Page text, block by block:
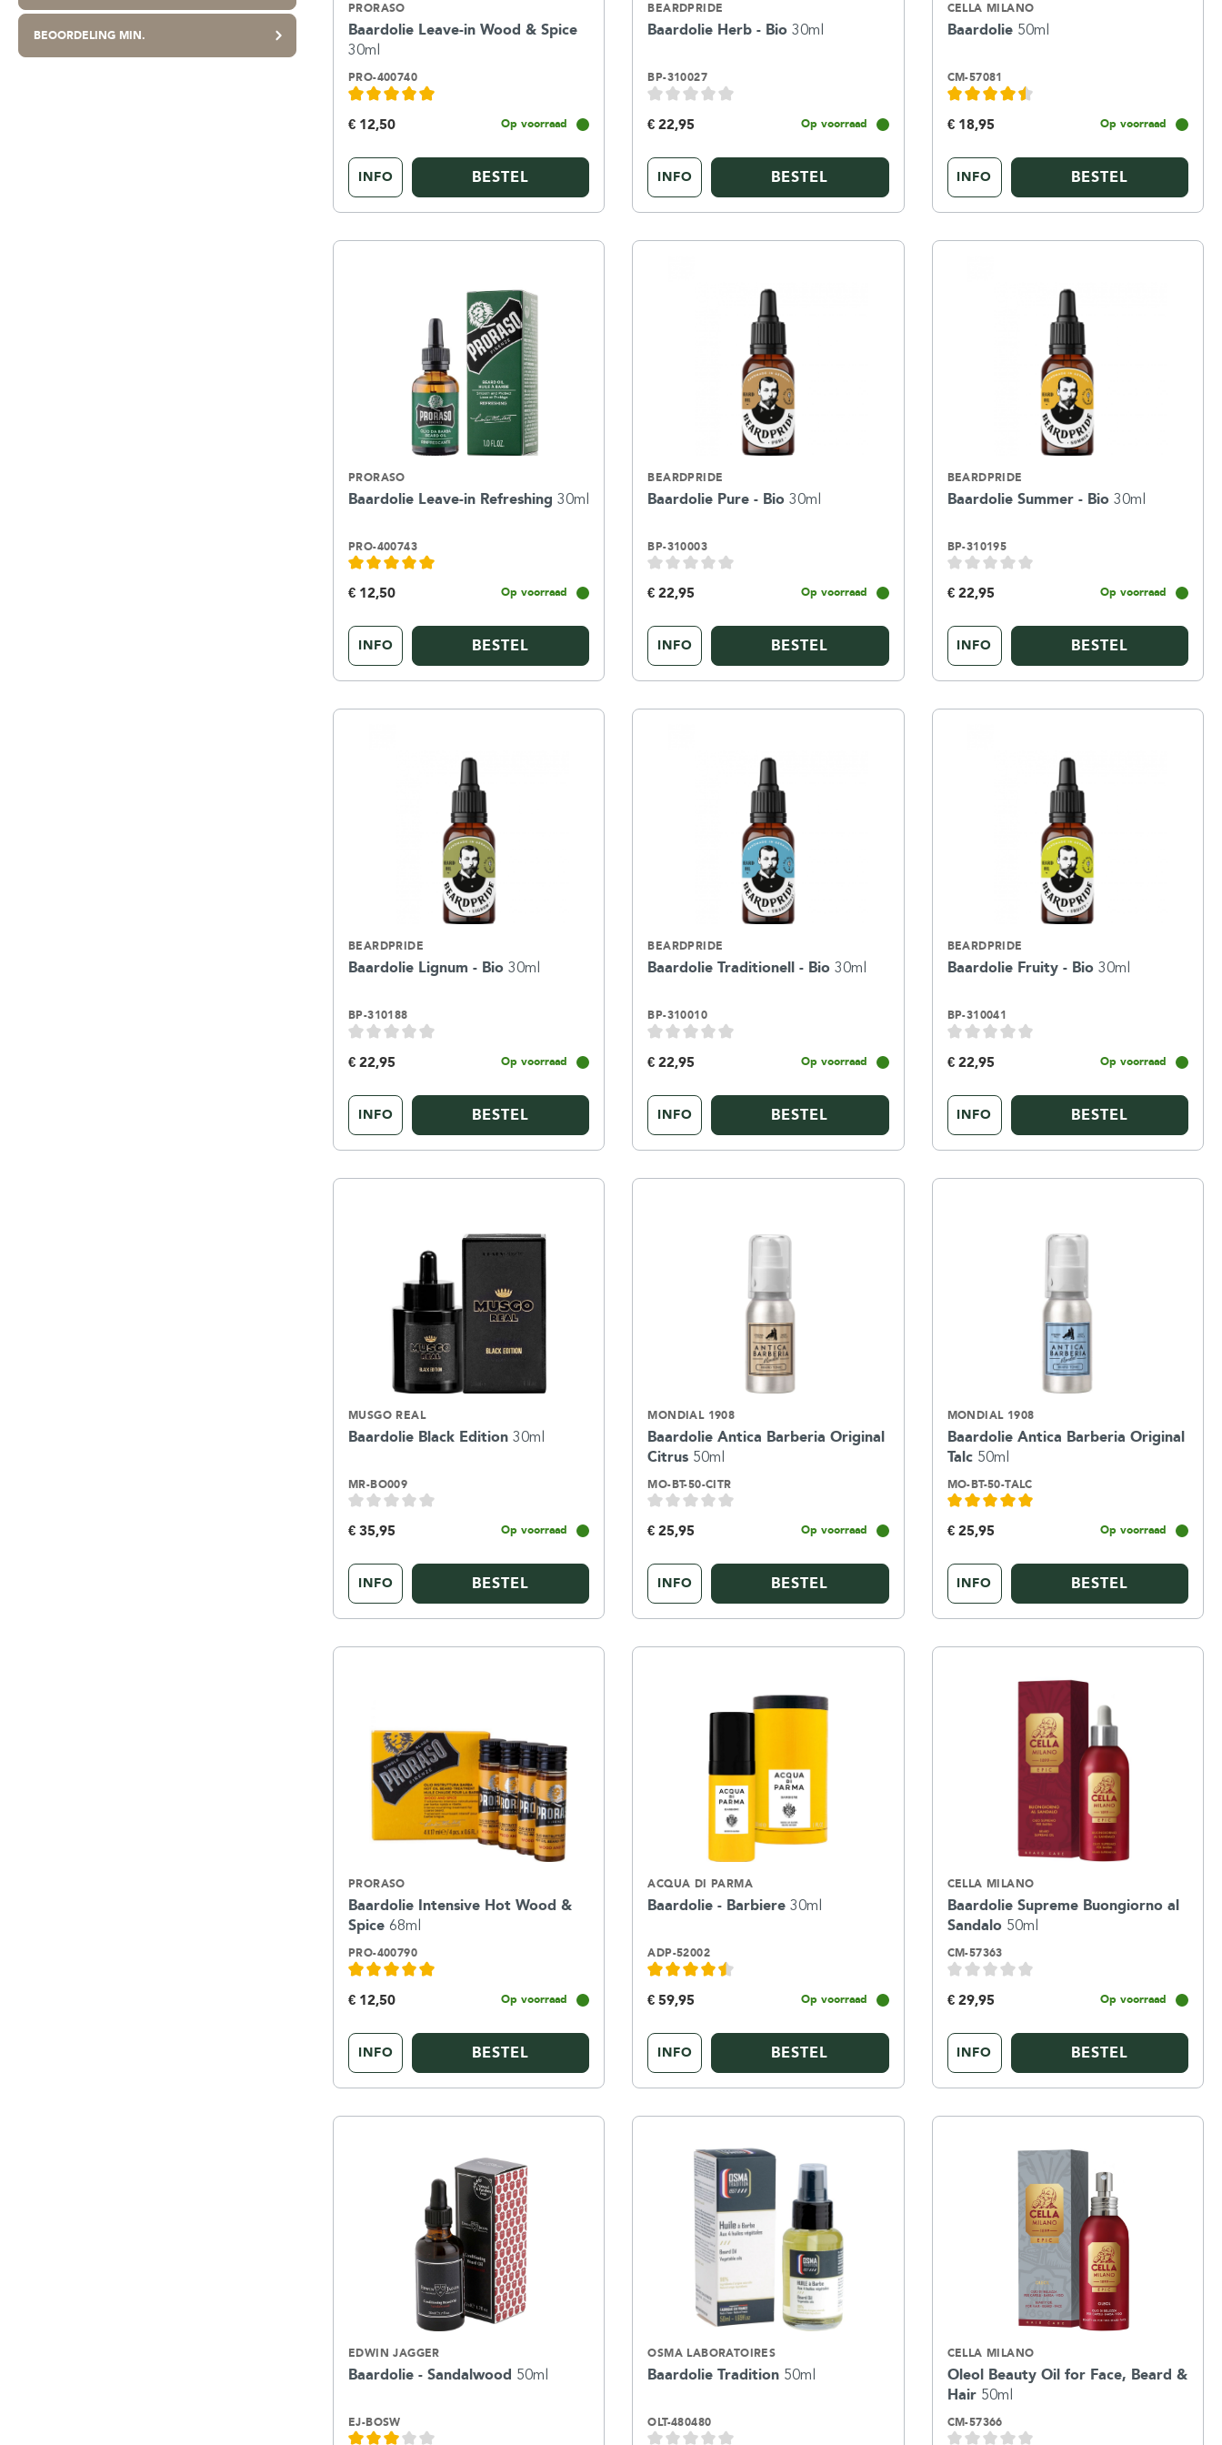
BEOORDELING MIN.
PRORASO
Baardolie Leave-in Wood & Spice
30ml
PRO-400740
€ 12,50 Op voorraad
INFO BESTEL
BEARDPRIDE
Baardolie Herb - Bio30ml
BP-310027
€ 22,95 Op voorraad
INFO BESTEL
CELLA MILANO
Baardolie 50ml
CM-57081
€ 18,95 Op voorraad
INFO BESTEL
PRORASO
Baardolie Leave-in Refreshing 30ml
PRO-400743
€ 12,50 Op voorraad
INFO BESTEL
BEARDPRIDE
Baardolie Pure - Bio30ml
BP-310003
€ 22,95 Op voorraad
INFO BESTEL
BEARDPRIDE
Baardolie Summer - Bio 30ml
BP-310195
€ 22,95 Op voorraad
INFO BESTEL
BEARDPRIDE
Baardolie Lignum - Bio 30ml
BP-310188
€ 22,95 Op voorraad
INFO BESTEL
BEARDPRIDE
Baardolie Traditionell - Bio30ml
BP-310010
€ 22,95 Op voorraad
INFO BESTEL
BEARDPRIDE
Baardolie Fruity - Bio 30ml
BP-310041
€ 22,95 Op voorraad
INFO BESTEL
MUSGO REAL
Baardolie Black Edition 30ml
MR-BO009
€ 35,95 Op voorraad
INFO BESTEL
MONDIAL 1908
Baardolie Antica Barberia Original
Citrus 50ml
MO-BT-50-CITR
€ 25,95 Op voorraad
INFO BESTEL
MONDIAL 1908
Baardolie Antica Barberia Original
Talc 50ml
MO-BT-50-TALC
€ 25,95 Op voorraad
INFO BESTEL
PRORASO
Baardolie Intensive Hot Wood &
Spice 68ml
PRO-400790
€ 12,50 Op voorraad
INFO BESTEL
ACQUA DI PARMA
Baardolie - Barbiere30ml
ADP-52002
€ 59,95 Op voorraad
INFO BESTEL
CELLA MILANO
Baardolie Supreme Buongiorno al
Sandalo 50ml
CM-57363
€ 29,95 Op voorraad
INFO BESTEL
EDWIN JAGGER
Baardolie - Sandalwood 50ml
EJ-BOSW
OSMA LABORATOIRES
Baardolie Tradition 50ml
OLT-480480
CELLA MILANO
Oleol Beauty Oil for Face, Beard &
Hair 50ml
CM-57366